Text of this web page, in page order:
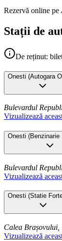
Rezervă online
Stații de
De reținut:
Onesti (Autogara
Bulevardul
Vizualizează
Onesti (Benzinarie
Bulevardul
Vizualizează
Onesti (Statie
Calea Brașovului,
Vizualizează